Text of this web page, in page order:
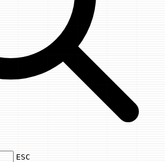
Use arrow keys to navigate results,
ESC